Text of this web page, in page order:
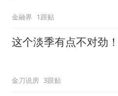
金融界 1跟贴
这个淡季有点不对劲！
金刀说房 3跟贴